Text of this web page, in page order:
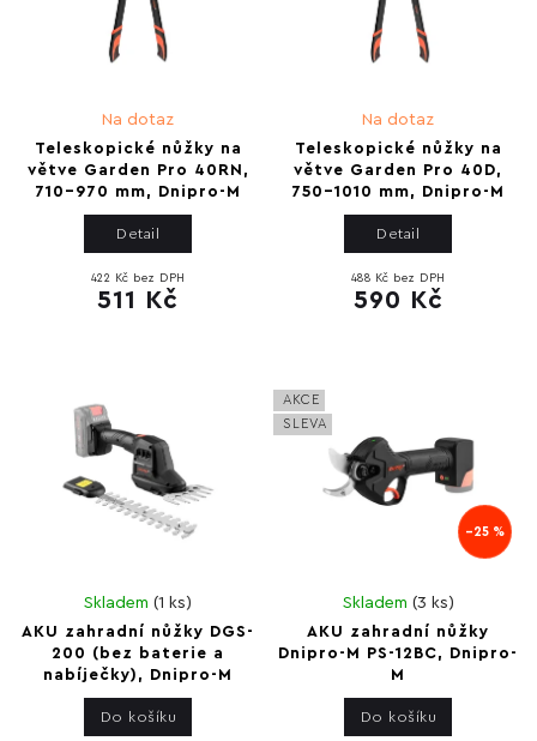
Teleskopické nůžky na
větve Garden Pro 40RN,
710–970 mm, Dnipro-M
Na dotaz
422 Kč bez DPH
511 Kč
Detail
Teleskopické nůžky na
větve Garden Pro 40D,
750–1010 mm, Dnipro-M
Na dotaz
488 Kč bez DPH
590 Kč
Detail
AKU zahradní nůžky DGS-
200 (bez baterie a
nabíječky), Dnipro-M
Skladem(1 ks)
Do košíku
AKCE
SLEVA
–25 %
AKU zahradní nůžky
Dnipro-M PS-12BC, Dnipro-
M
Skladem (3 ks)
Do košíku